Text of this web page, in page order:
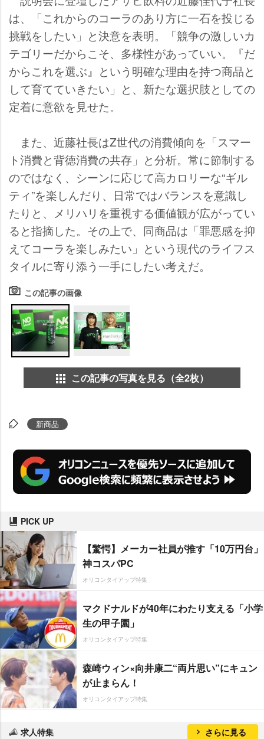
は、「これからのコーラのあり方に一石を投じる
挑戦をしたい」と決意を表明。「競争の激しいカ
テゴリーだからこそ、多様性があっていい。『だ
からこれを選ぶ』という明確な理由を持つ商品と
して育てていきたい」と、新たな選択肢としての
定着に意欲を見せた。
また、近藤社長はZ世代の消費傾向を「スマー
ト消費と背徳消費の共存」と分析。常に節制する
のではなく、シーンに応じて高カロリーな“ギル
ティ”を楽しんだり、日常ではバランスを意識し
たりと、メリハリを重視する価値観が広がってい
ると指摘した。その上で、同商品は「罪悪感を抑
えてコーラを楽しみたい」という現代のライフス
タイルに寄り添う一手にしたい考えだ。
この記事の画像
この記事の写真を見る（全2枚）
新商品
PICK UP
【驚愕】メーカー社員が推す「10万円台」
神コスパPC
オリコンタイアップ特集
マクドナルドが40年にわたり支える「小学
生の甲子園」
オリコンタイアップ特集
森崎ウィン×向井康二“両片思い”にキュン
が止まらん！
オリコンタイアップ特集
求人特集 さらに見る